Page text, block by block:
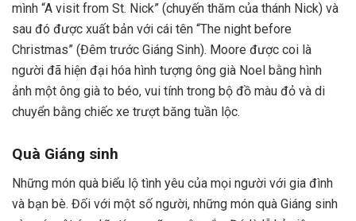
mình “A visit from St. Nick” (chuyến thăm của thánh Nick) và
sau đó được xuất bản với cái tên “The night before
Christmas” (Đêm trước Giáng Sinh). Moore được coi là
người đã hiện đại hóa hình tượng ông già Noel bằng hình
ảnh một ông già to béo, vui tính trong bộ đồ màu đỏ và di
chuyển bằng chiếc xe trượt băng tuần lộc.
Quà Giáng sinh
Những món quà biểu lộ tình yêu của mọi người với gia đình
và bạn bè. Đối với một số người, những món quà Giáng sinh